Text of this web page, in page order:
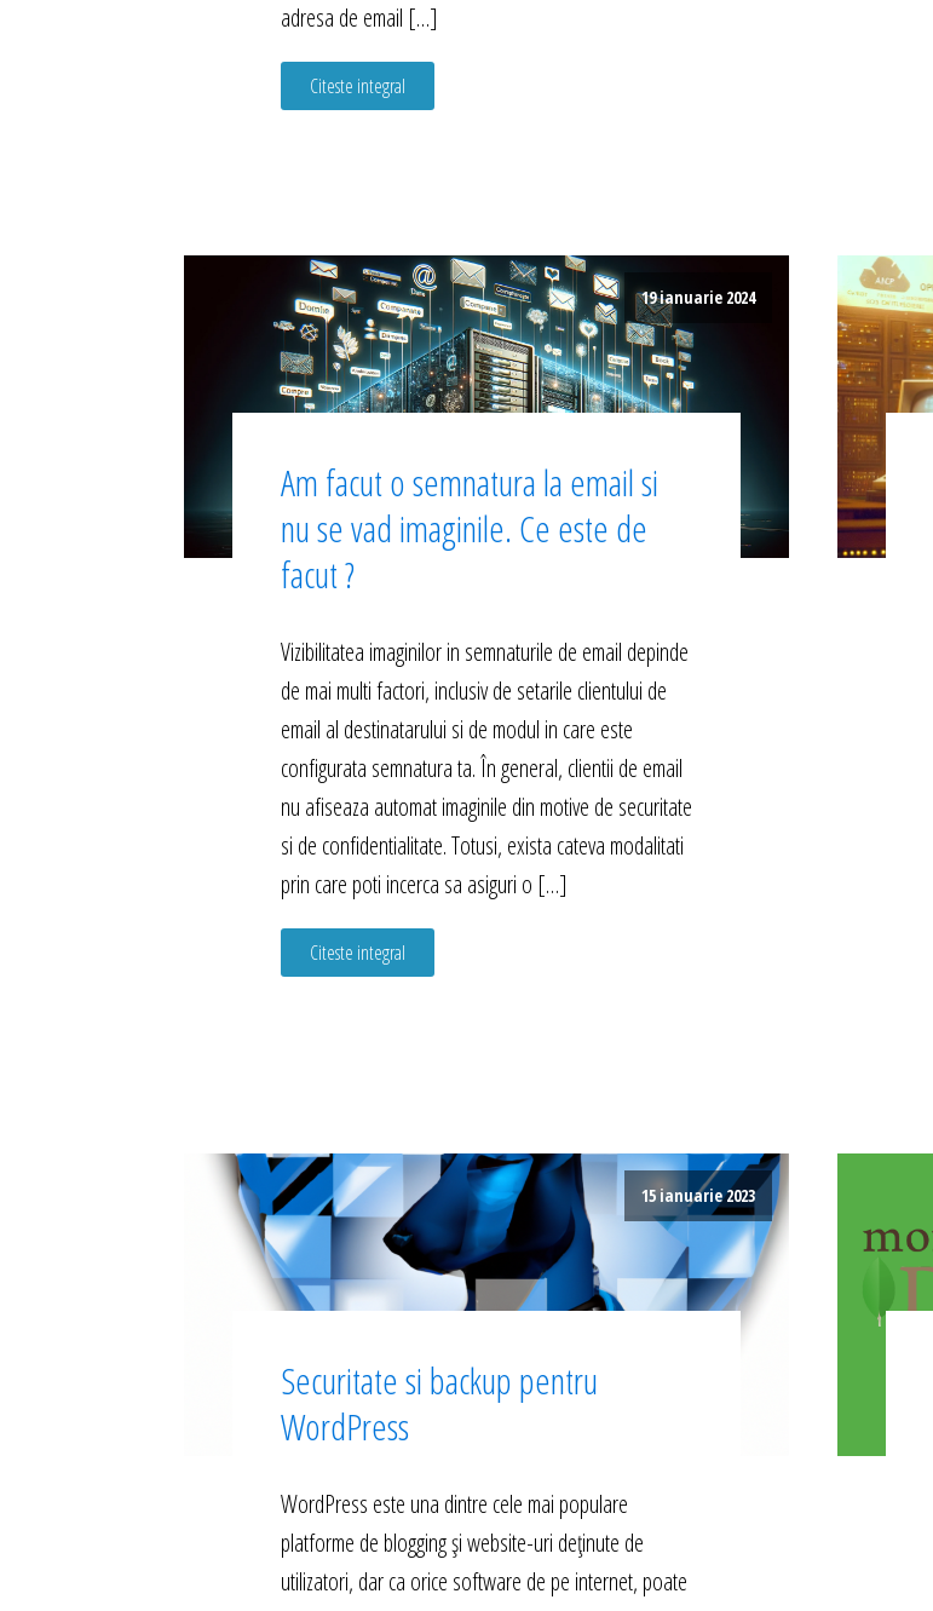
adresa de email […]
Citeste integral
19 ianuarie 2024
Am facut o semnatura la email si
nu se vad imaginile. Ce este de
facut ?
Vizibilitatea imaginilor in semnaturile de email depinde
de mai multi factori, inclusiv de setarile clientului de
email al destinatarului si de modul in care este
configurata semnatura ta. În general, clientii de email
nu afiseaza automat imaginile din motive de securitate
si de confidentialitate. Totusi, exista cateva modalitati
prin care poti incerca sa asiguri o […]
Citeste integral
15 ianuarie 2023
Securitate si backup pentru
WordPress
WordPress este una dintre cele mai populare
platforme de blogging și website-uri deținute de
utilizatori, dar ca orice software de pe internet, poate